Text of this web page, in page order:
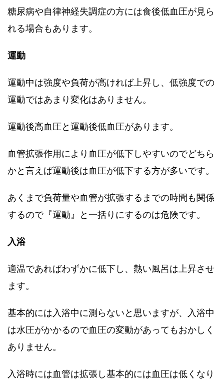
糖尿病や自律神経失調症の方には食後低血圧が見ら
れる場合もあります。
運動
運動中は強度や負荷が高ければ上昇し、低強度での
運動ではあまり変化はありません。
運動後高血圧と運動後低血圧があります。
血管拡張作用により血圧が低下しやすいのでどちら
かと言えば運動後は血圧が低下する方が多いです。
あくまで負荷量や血管が拡張するまでの時間も関係
するので『運動』と一括りにするのは危険です。
入浴
適温であればわずかに低下し、熱い風呂は上昇させ
ます。
基本的には入浴中に測らないと思いますが、入浴中
は水圧がかかるので血圧の変動があってもおかしく
ありません。
入浴時には血管は拡張し基本的には血圧は低くなり